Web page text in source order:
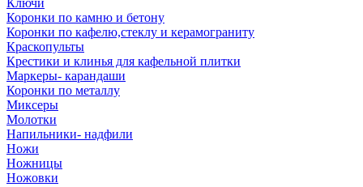
Ключи
Коронки по камню и бетону
Коронки по кафелю,стеклу и керамограниту
Краскопульты
Крестики и клинья для кафельной плитки
Маркеры- карандаши
Коронки по металлу
Миксеры
Молотки
Напильники- надфили
Ножи
Ножницы
Ножовки